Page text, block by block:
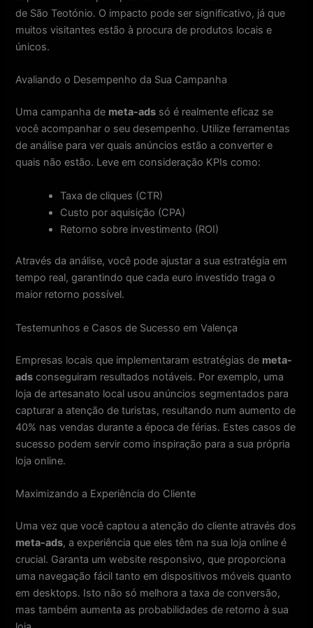
de São Teotónio. O impacto pode ser significativo, já que
muitos visitantes estão à procura de produtos locais e
únicos.
Avaliando o Desempenho da Sua Campanha
Uma campanha de meta-ads só é realmente eficaz se
você acompanhar o seu desempenho. Utilize ferramentas
de análise para ver quais anúncios estão a converter e
quais não estão. Leve em consideração KPIs como:
Taxa de cliques (CTR)
Custo por aquisição (CPA)
Retorno sobre investimento (ROI)
Através da análise, você pode ajustar a sua estratégia em
tempo real, garantindo que cada euro investido traga o
maior retorno possível.
Testemunhos e Casos de Sucesso em Valença
Empresas locais que implementaram estratégias de meta-
ads conseguiram resultados notáveis. Por exemplo, uma
loja de artesanato local usou anúncios segmentados para
capturar a atenção de turistas, resultando num aumento de
40% nas vendas durante a época de férias. Estes casos de
sucesso podem servir como inspiração para a sua própria
loja online.
Maximizando a Experiência do Cliente
Uma vez que você captou a atenção do cliente através dos
meta-ads, a experiência que eles têm na sua loja online é
crucial. Garanta um website responsivo, que proporciona
uma navegação fácil tanto em dispositivos móveis quanto
em desktops. Isto não só melhora a taxa de conversão,
mas também aumenta as probabilidades de retorno à sua